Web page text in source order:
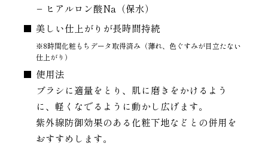
− ヒアルロン酸Na（保水）
美しい仕上がりが長時間持続
※8時間化粧もちデータ取得済み（薄れ、色ぐすみが目立たない
仕上がり）
使用法
ブラシに適量をとり、肌に磨きをかけるよう
に、軽くなでるように動かし広げます。
紫外線防御効果のある化粧下地などとの併用を
おすすめします。